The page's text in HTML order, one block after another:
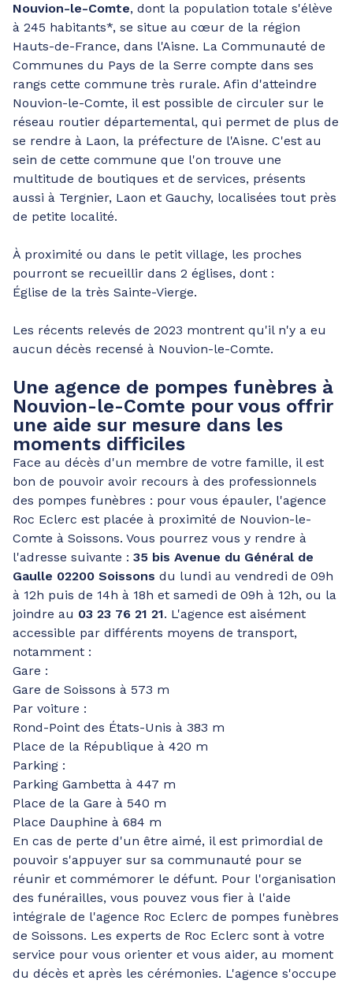
Nouvion-le-Comte, dont la population totale s'élève
à 245 habitants*, se situe au cœur de la région
Hauts-de-France, dans l'Aisne. La Communauté de
Communes du Pays de la Serre compte dans ses
rangs cette commune très rurale. Afin d'atteindre
Nouvion-le-Comte, il est possible de circuler sur le
réseau routier départemental, qui permet de plus de
se rendre à Laon, la préfecture de l'Aisne. C'est au
sein de cette commune que l'on trouve une
multitude de boutiques et de services, présents
aussi à Tergnier, Laon et Gauchy, localisées tout près
de petite localité.
À proximité ou dans le petit village, les proches
pourront se recueillir dans 2 églises, dont :
Église de la très Sainte-Vierge.
Les récents relevés de 2023 montrent qu'il n'y a eu
aucun décès recensé à Nouvion-le-Comte.
Une agence de pompes funèbres à
Nouvion-le-Comte pour vous offrir
une aide sur mesure dans les
moments difficiles
Face au décès d'un membre de votre famille, il est
bon de pouvoir avoir recours à des professionnels
des pompes funèbres : pour vous épauler, l'agence
Roc Eclerc est placée à proximité de Nouvion-le-
Comte à Soissons. Vous pourrez vous y rendre à
l'adresse suivante : 35 bis Avenue du Général de
Gaulle 02200 Soissons du lundi au vendredi de 09h
à 12h puis de 14h à 18h et samedi de 09h à 12h, ou la
joindre au 03 23 76 21 21. L'agence est aisément
accessible par différents moyens de transport,
notamment :
Gare :
Gare de Soissons à 573 m
Par voiture :
Rond-Point des États-Unis à 383 m
Place de la République à 420 m
Parking :
Parking Gambetta à 447 m
Place de la Gare à 540 m
Place Dauphine à 684 m
En cas de perte d'un être aimé, il est primordial de
pouvoir s'appuyer sur sa communauté pour se
réunir et commémorer le défunt. Pour l'organisation
des funérailles, vous pouvez vous fier à l'aide
intégrale de l'agence Roc Eclerc de pompes funèbres
de Soissons. Les experts de Roc Eclerc sont à votre
service pour vous orienter et vous aider, au moment
du décès et après les cérémonies. L'agence s'occupe